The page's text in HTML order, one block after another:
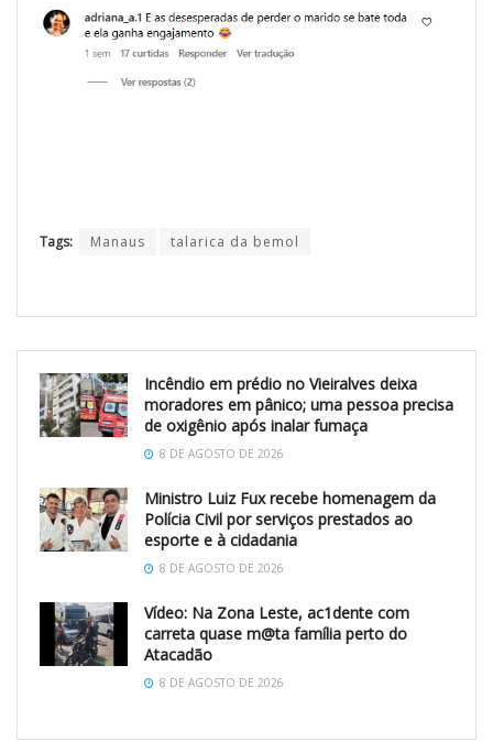
Tags: Manaus talarica da bemol
Incêndio em prédio no Vieiralves deixa
moradores em pânico; uma pessoa precisa
de oxigênio após inalar fumaça
8 DE AGOSTO DE 2026
Ministro Luiz Fux recebe homenagem da
Polícia Civil por serviços prestados ao
esporte e à cidadania
8 DE AGOSTO DE 2026
Vídeo: Na Zona Leste, ac1dente com
carreta quase m@ta família perto do
Atacadão
8 DE AGOSTO DE 2026